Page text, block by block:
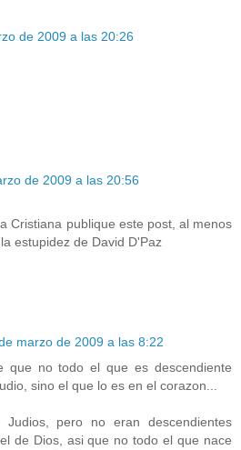
de 2009 a las 20:26
de 2009 a las 20:56
Cristiana publique este post, al menos
estupidez de David D'Paz
marzo de 2009 a las 8:22
que no todo el que es descendiente
sino el que lo es en el corazon...
Judios, pero no eran descendientes
de Dios, asi que no todo el que nace